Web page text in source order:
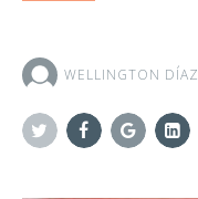
WELLINGTON DÍAZ